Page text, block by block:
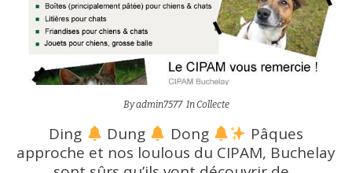
Byadmin7577 InCollecte
Ding Dung Dong
Pâques
approche et nos loulous du CIPAM, Buchelay